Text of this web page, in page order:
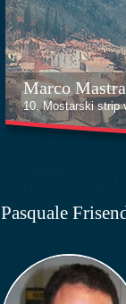
Kenan
10. Mostarski strip
Pasquale